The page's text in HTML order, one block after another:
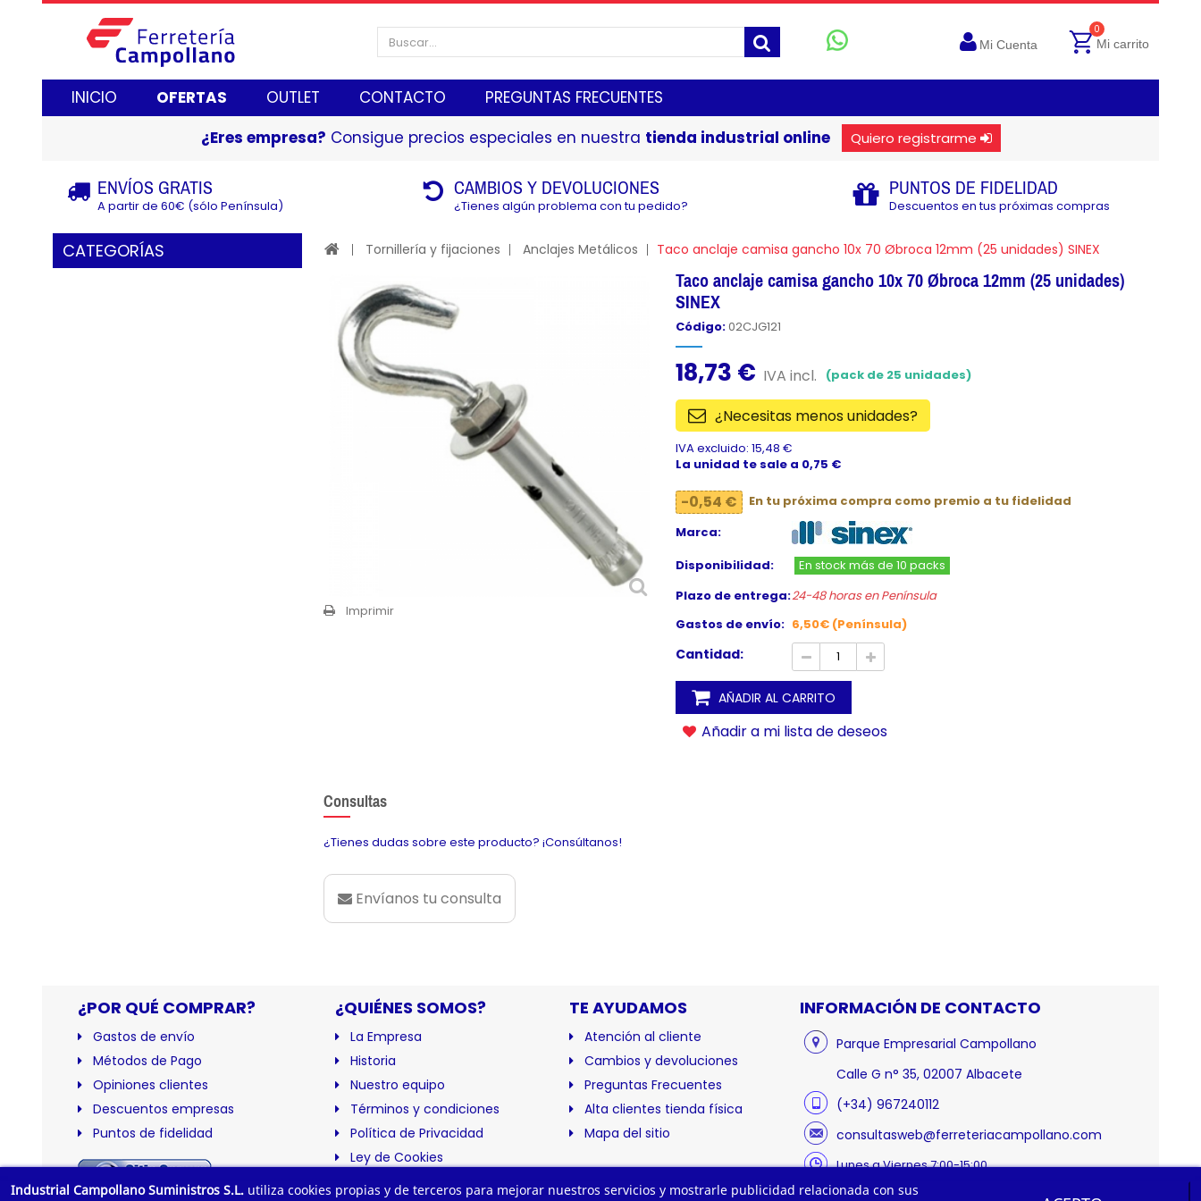
INICIO OFERTAS OUTLET CONTACTO PREGUNTAS FRECUENTES
Mi Cuenta
0
Mi carrito
¿Eres empresa? Consigue precios especiales en nuestra tienda industrial online Quiero registrarme
ENVÍOS GRATIS
A partir de 60€ (sólo Península)
CAMBIOS Y DEVOLUCIONES
¿Tienes algún problema con tu pedido?
PUNTOS DE FIDELIDAD
Descuentos en tus próximas compras
CATEGORÍAS Tornillería y fijaciones Anclajes Metálicos Taco anclaje camisa gancho 10x 70 Øbroca 12mm (25 unidades) SINEX
Imprimir
Taco anclaje camisa gancho 10x 70 Øbroca 12mm (25 unidades)
SINEX
Código:02CJG121
18,73 € IVA incl. (pack de 25 unidades)
¿Necesitas menos unidades?
IVA excluido: 15,48 €
La unidad te sale a 0,75 €
-0,54 €
En tu próxima compra como premio a tu fidelidad
Marca:
Disponibilidad:
En stock más de 10 packs
Plazo de entrega:24-48 horas en Península
Gastos de envío: 6,50€ (Península)
Cantidad:
AÑADIR AL CARRITO
Añadir a mi lista de deseos
Consultas
¿Tienes dudas sobre este producto? ¡Consúltanos!
Envíanos tu consulta
¿POR QUÉ COMPRAR?
Gastos de envío
Métodos de Pago
Opiniones clientes
Descuentos empresas
Puntos de fidelidad
¿QUIÉNES SOMOS?
La Empresa
Historia
Nuestro equipo
Términos y condiciones
Política de Privacidad
Ley de Cookies
Certificación
TE AYUDAMOS
Atención al cliente
Cambios y devoluciones
Preguntas Frecuentes
Alta clientes tienda física
Mapa del sitio
INFORMACIÓN DE CONTACTO
Parque Empresarial Campollano
Calle G n° 35, 02007 Albacete
(+34) 967240112
consultasweb@ferreteriacampollano.com
Lunes a Viernes 7:00-15:00
Industrial Campollano Suministros S.L. utiliza cookies propias y de terceros para mejorar nuestros servicios y mostrarle publicidad relacionada con sus